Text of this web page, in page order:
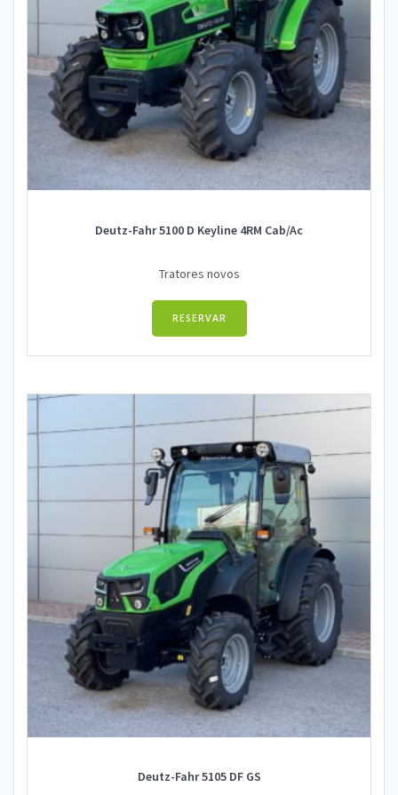
Deutz-Fahr 5100 D Keyline 4RM Cab/Ac
Tratores novos
RESERVAR
Deutz-Fahr 5105 DF GS